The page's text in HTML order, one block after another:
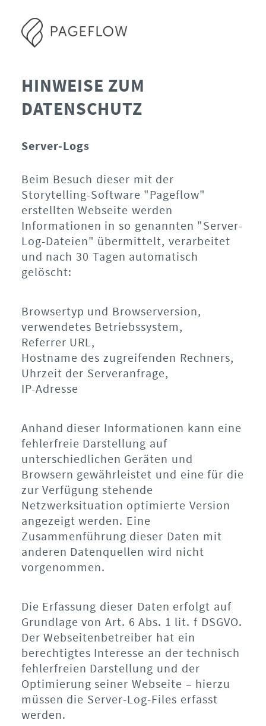
HINWEISE ZUM
DATENSCHUTZ
Server-Logs
Beim Besuch dieser mit der
Storytelling-Software "Pageflow"
erstellten Webseite werden
Informationen in so genannten "Server-
Log-Dateien" übermittelt, verarbeitet
und nach 30 Tagen automatisch
gelöscht:
Browsertyp und Browserversion,
verwendetes Betriebssystem,
Referrer URL,
Hostname des zugreifenden Rechners,
Uhrzeit der Serveranfrage,
IP-Adresse
Anhand dieser Informationen kann eine
fehlerfreie Darstellung auf
unterschiedlichen Geräten und
Browsern gewährleistet und eine für die
zur Verfügung stehende
Netzwerksituation optimierte Version
angezeigt werden. Eine
Zusammenführung dieser Daten mit
anderen Datenquellen wird nicht
vorgenommen.
Die Erfassung dieser Daten erfolgt auf
Grundlage von Art. 6 Abs. 1 lit. f DSGVO.
Der Webseitenbetreiber hat ein
berechtigtes Interesse an der technisch
fehlerfreien Darstellung und der
Optimierung seiner Webseite – hierzu
müssen die Server-Log-Files erfasst
werden.